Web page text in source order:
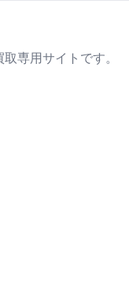
専用サイトです。